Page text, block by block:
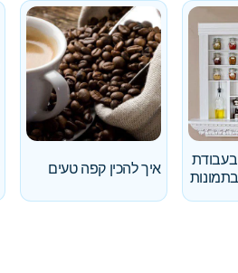
איך להכין קפה טעים